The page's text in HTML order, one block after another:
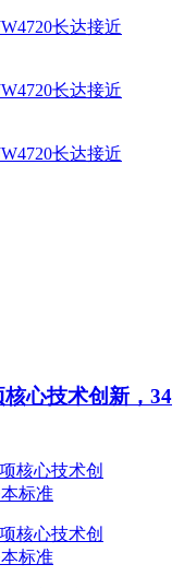
心技术创新，34